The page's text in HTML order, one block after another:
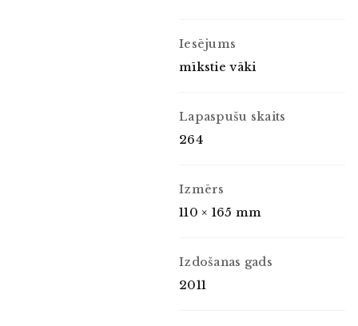
Iesējums
mīkstie vāki
Lapaspušu skaits
264
Izmērs
110 × 165 mm
Izdošanas gads
2011